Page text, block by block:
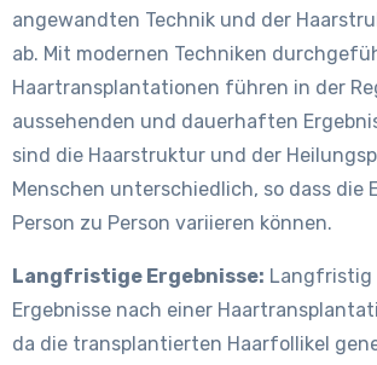
angewandten Technik und der
ab. Mit modernen Techniken
Haartransplantationen führen in der
aussehenden und dauerhaften
sind die Haarstruktur und der
Menschen unterschiedlich, so dass die
Person zu Person variieren können.
Langfristige Ergebnisse: Langfristig
Ergebnisse nach einer
da die transplantierten Haarfollikel